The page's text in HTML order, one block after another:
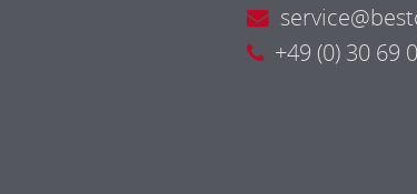
+49 (0) 30 69